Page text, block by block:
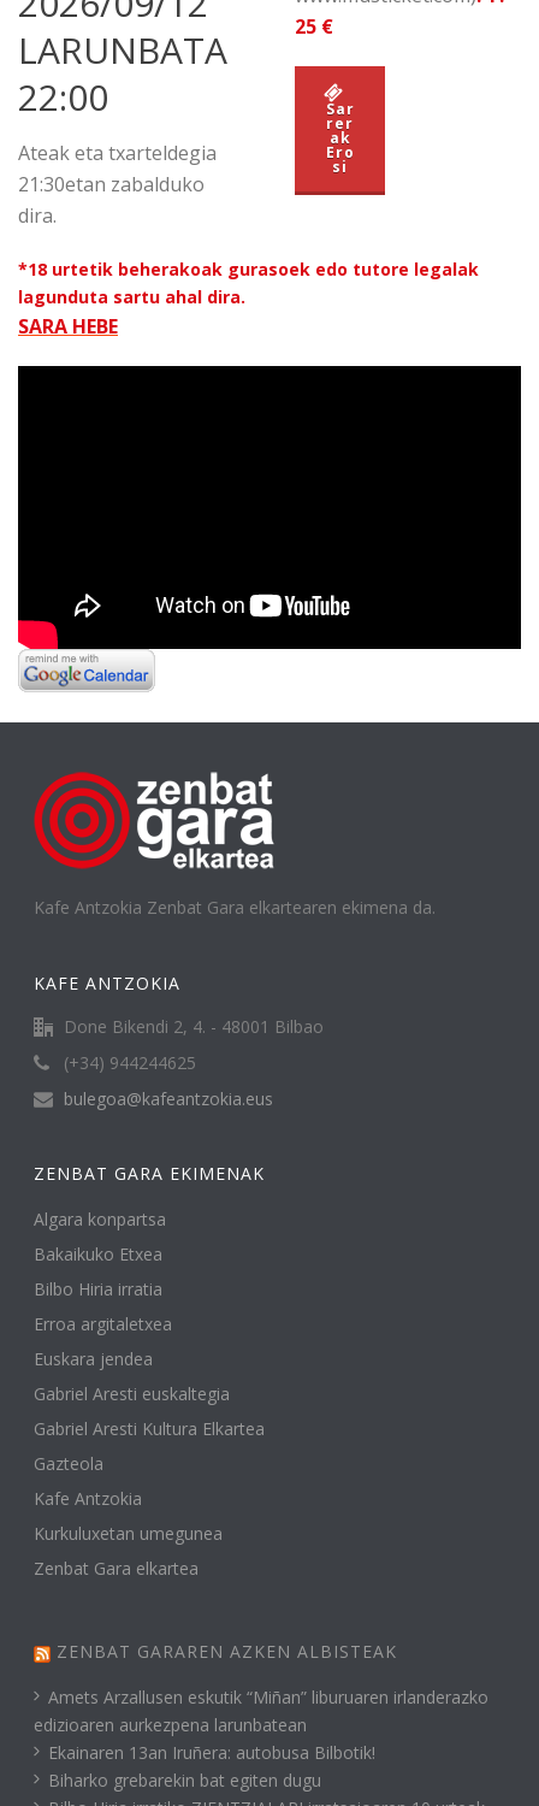
LARUNBATA
22:00
Ateak eta txarteldegia
21:30etan zabalduko
dira.
25 €
Sar
rer
ak
Ero
si
*18 urtetik beherakoak gurasoek edo tutore legalak
lagunduta sartu ahal dira.
SARA HEBE
Kafe Antzokia Zenbat Gara elkartearen ekimena da.
KAFE ANTZOKIA
Done Bikendi 2, 4. - 48001 Bilbao
(+34) 944244625
bulegoa@kafeantzokia.eus
ZENBAT GARA EKIMENAK
Algara konpartsa
Bakaikuko Etxea
Bilbo Hiria irratia
Erroa argitaletxea
Euskara jendea
Gabriel Aresti euskaltegia
Gabriel Aresti Kultura Elkartea
Gazteola
Kafe Antzokia
Kurkuluxetan umegunea
Zenbat Gara elkartea
ZENBAT GARAREN AZKEN ALBISTEAK
Amets Arzallusen eskutik “Miñan” liburuaren irlanderazko
edizioaren aurkezpena larunbatean
Ekainaren 13an Iruñera: autobusa Bilbotik!
Biharko grebarekin bat egiten dugu